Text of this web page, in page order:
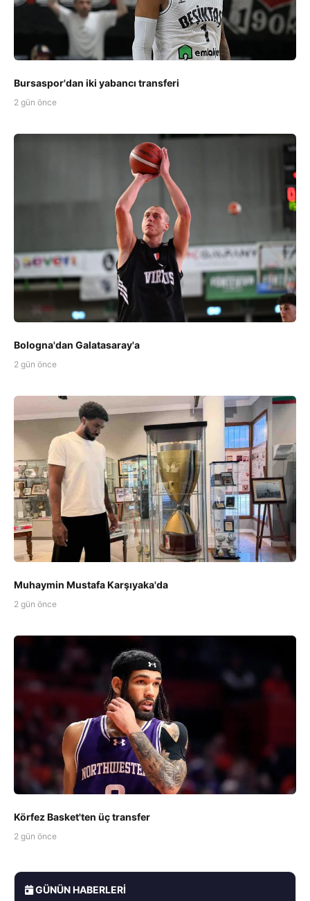
Bursaspor'dan iki yabancı transferi
2 gün önce
Bologna'dan Galatasaray'a
2 gün önce
Muhaymin Mustafa Karşıyaka'da
2 gün önce
Körfez Basket'ten üç transfer
2 gün önce
GÜNÜN HABERLERI